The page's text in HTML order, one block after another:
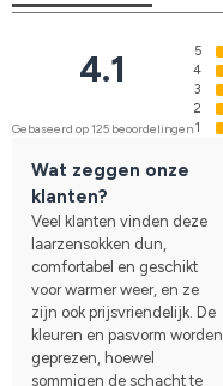
4.1
Gebaseerd op 125 beoordelingen
5
4
3
2
1
Wat zeggen onze
klanten?
Veel klanten vinden deze
laarzensokken dun,
comfortabel en geschikt
voor warmer weer, en ze
zijn ook prijsvriendelijk. De
kleuren en pasvorm worden
geprezen, hoewel
sommigen de schacht te